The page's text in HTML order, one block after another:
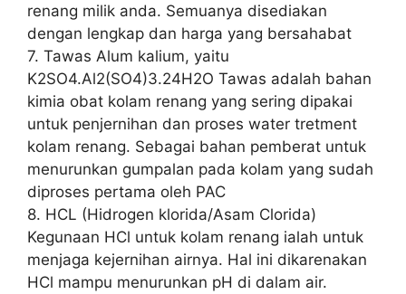
renang milik anda. Semuanya disediakan
dengan lengkap dan harga yang bersahabat
7. Tawas Alum kalium, yaitu
K2SO4.Al2(SO4)3.24H2O Tawas adalah bahan
kimia obat kolam renang yang sering dipakai
untuk penjernihan dan proses water tretment
kolam renang. Sebagai bahan pemberat untuk
menurunkan gumpalan pada kolam yang sudah
diproses pertama oleh PAC
8. HCL (Hidrogen klorida/Asam Clorida)
Kegunaan HCl untuk kolam renang ialah untuk
menjaga kejernihan airnya. Hal ini dikarenakan
HCl mampu menurunkan pH di dalam air.